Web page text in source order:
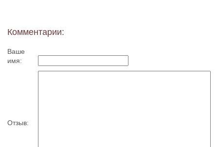
Комментарии:
Ваше
имя:
Отзыв: